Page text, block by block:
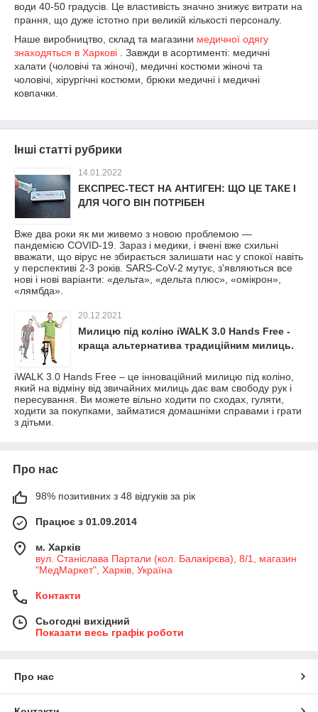
води 40-50 градусів. Це властивість значно знижує витрати на
прання, що дуже істотно при великій кількості персоналу.
Наше виробництво, склад та магазини медичної одягу
знаходяться в Харкові . Завжди в асортименті: медичні
халати (чоловічі та жіночі), медичні костюми жіночі та
чоловічі, хірургічні костюми, брюки медичні і медичні
ковпачки.
Інші статті рубрики
14.01.2022
ЕКСПРЕС-ТЕСТ НА АНТИГЕН: ЩО ЦЕ ТАКЕ І
ДЛЯ ЧОГО ВІН ПОТРІБЕН
Вже два роки як ми живемо з новою проблемою —
пандемією COVID-19. Зараз і медики, і вчені вже схильні
вважати, що вірус не збирається залишати нас у спокої навіть
у перспективі 2-3 років. SARS-CoV-2 мутує, з'являються все
нові і нові варіанти: «дельта», «дельта плюс», «омікрон»,
«лямбда».
20.12.2021
Милицю під коліно iWALK 3.0 Hands Free -
краща альтернатива традиційним милиць.
iWALK 3.0 Hands Free – це інноваційний милицю під коліно,
який на відміну від звичайних милиць дає вам свободу рук і
пересування. Ви можете вільно ходити по сходах, гуляти,
ходити за покупками, займатися домашніми справами і грати
з дітьми.
Про нас
98% позитивних з 48 відгуків за рік
Працює з 01.09.2014
м. Харків
вул. Станіслава Партали (кол. Балакірєва), 8/1, магазин
"МедМаркет", Харків, Україна
Контакти
Сьогодні вихідний
Показати весь графік роботи
Про нас